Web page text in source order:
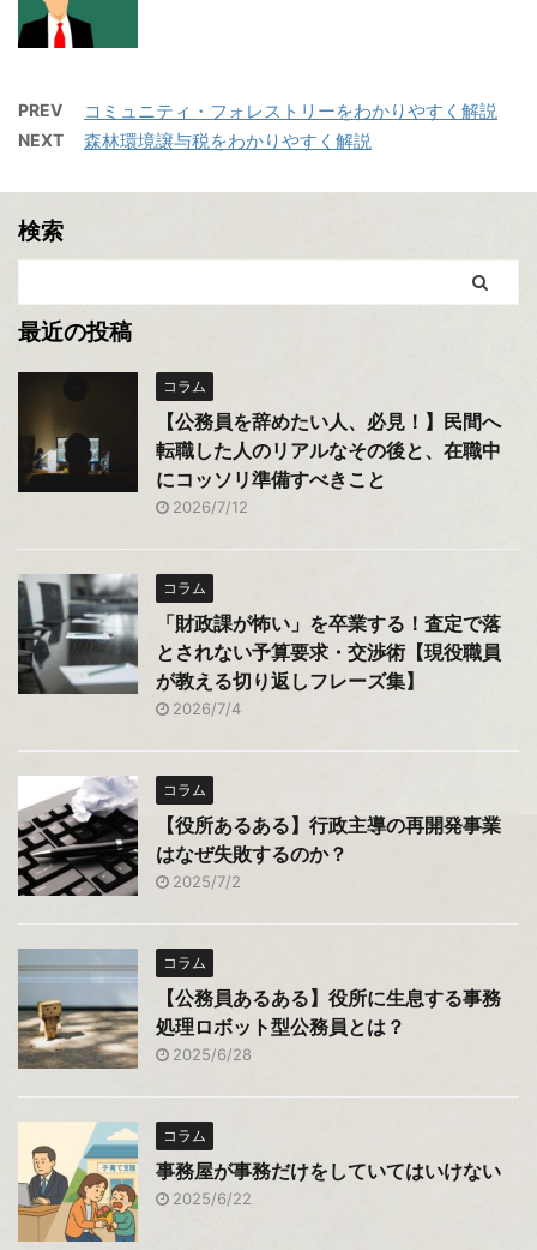
PREV コミュニティ・フォレストリーをわかりやすく解説
NEXT 森林環境譲与税をわかりやすく解説
検索
最近の投稿
コラム
【公務員を辞めたい人、必見！】民間へ
転職した人のリアルなその後と、在職中
にコッソリ準備すべきこと
2026/7/12
コラム
「財政課が怖い」を卒業する！査定で落
とされない予算要求・交渉術【現役職員
が教える切り返しフレーズ集】
2026/7/4
コラム
【役所あるある】行政主導の再開発事業
はなぜ失敗するのか？
2025/7/2
コラム
【公務員あるある】役所に生息する事務
処理ロボット型公務員とは？
2025/6/28
コラム
事務屋が事務だけをしていてはいけない
2025/6/22